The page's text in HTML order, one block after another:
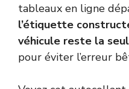
tableaux en ligne
l’étiquette
véhicule reste la
pour éviter l’erreur